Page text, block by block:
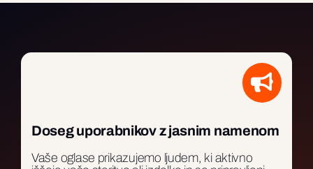
Doseg uporabnikov z jasnim namenom
Vaše oglase prikazujemo ljudem, ki aktivno